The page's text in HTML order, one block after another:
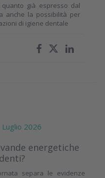
già espresso dal
anche la possibilità per
di igiene dentale
2026
energetiche
separa le evidenze